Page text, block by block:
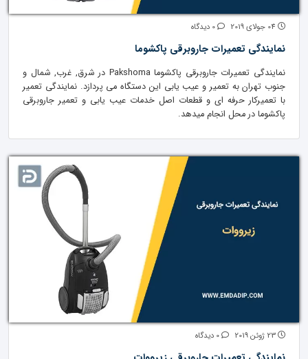
نمایندگی تعمیرات جاروبرقی پاکشوما
نمایندگی تعمیرات جاروبرقی پاکشوما Pakshoma در شرق, غرب, شمال و
جنوب تهران به تعمیر و عیب یابی این دستگاه می پردازد. نمایندگی تعمیر
با تعمیرکار حرفه ای و قطعات اصل خدمات عیب یابی و تعمیر جاروبرقی
پاکشوما در محل انجام میدهد.